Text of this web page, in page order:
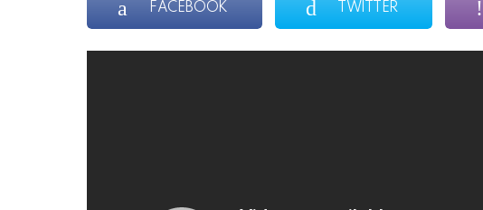
FACEBOOK TWITTER